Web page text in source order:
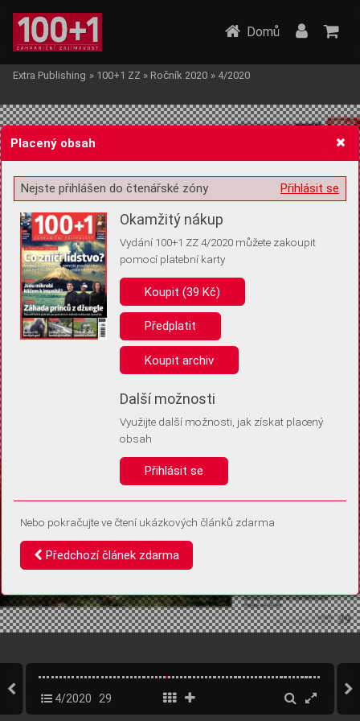
Žádost o souhlas s ukládáním volitelných informací
Pro základní fungování webu nepotřebujeme ukládat žádné informace
(tzv. cookies apod.). Rádi bychom vás ale požádali o souhlas s
uložením volitelných informací:
Anonymní unikátní ID
Díky němu příště poznáme, že se jedná o stejné zařízení, a
Identifikátor je zcela anonymní.
Vaše souhlasy a odmítnutí si ukládáme do vašeho zařízení, abychom se
vás už příště znovu neptali. Můžete je kdykoli později upravit ve Správě
Domů
Extra Publishing » 100+1 ZZ » Ročník 2020 » 4/2020
4/2020 29
Placený obsah
Přihlásit se
Nejste přihlášen do čtenářské zóny
Okamžitý nákup
Vydání 100+1 ZZ 4/2020 můžete zakoupit
pomocí platební karty
Koupit (39 Kč)
Předplatit
Koupit archiv
Další možnosti
Využijte další možnosti, jak získat placený
obsah
Přihlásit se
Nebo pokračujte ve čtení ukázkových článků zdarma
Předchozí článek zdarma